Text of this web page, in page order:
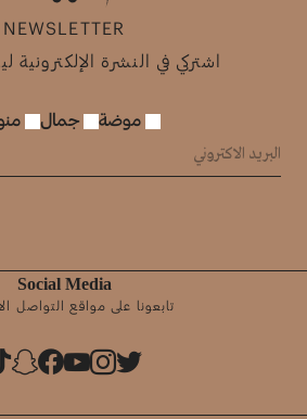
NEWSLETTER
اشتركي في النشرة
موضة جمال
Social Media
تابعونا على مواقع التواصل